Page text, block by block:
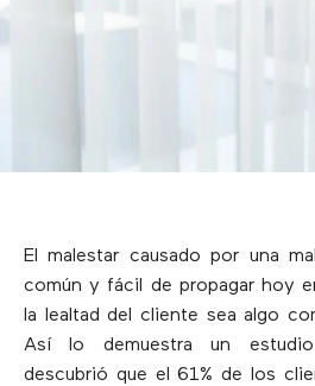
El malestar causado por una
común y fácil de propagar hoy
la lealtad del cliente sea algo
Así lo demuestra un
descubrió que el 61% de los